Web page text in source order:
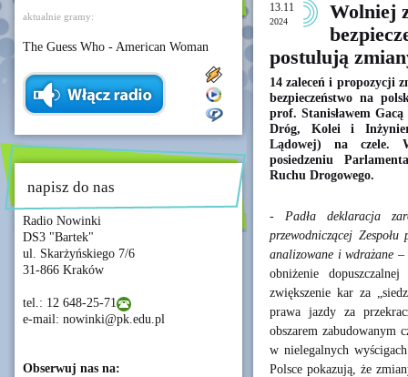
aktualnie gramy:
The Guess Who - American Woman
napisz do nas
Radio Nowinki
DS3 "Bartek"
ul. Skarżyńskiego 7/6
31-866 Kraków
tel.: 12 648-25-71
e-mail: nowinki@pk.edu.pl
Obserwuj nas na:
13.11
2024
Wolniej
postulują
14 zaleceń i propozycji
bezpieczeństwo na
prof. Stanisławem
Dróg, Kolei i
Lądowej) na czele.
posiedzeniu
Ruchu Drogowego.
- Padła deklaracja
przewodniczącej
analizowane i wdrażane –
obniżenie
zwiększenie kar za
prawa jazdy za
obszarem zabudowanym
w nielegalnych
Polsce pokazują, że